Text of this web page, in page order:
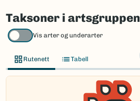
Taksoner i artsgruppen
Vis arter og underarter
Rutenett Tabell